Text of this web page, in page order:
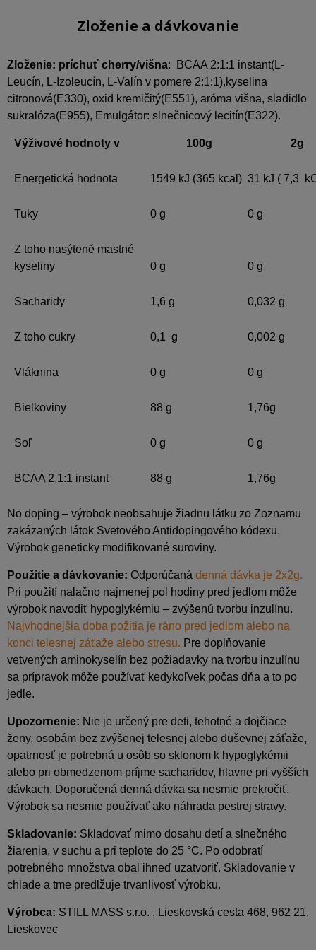
Zloženie a dávkovanie
Zloženie: príchuť cherry/višna: BCAA 2:1:1 instant(L-
Leucín, L-Izoleucín, L-Valín v pomere 2:1:1),kyselina
citronová(E330), oxid kremičitý(E551), aróma višna, sladidlo
sukralóza(E955), Emulgátor: slnečnicový lecitín(E322).
Výživové hodnoty v 100g 2g
Energetická hodnota 1549 kJ (365 kcal) 31 kJ ( 7,3
Tuky 0 g 0 g
Z toho nasýtené mastné
kyseliny
0 g 0 g
Sacharidy 1,6 g 0,032 g
Z toho cukry 0,1 g 0,002 g
Vláknina 0 g 0 g
Bielkoviny 88 g 1,76g
Soľ 0 g 0 g
BCAA 2.1:1 instant 88 g 1,76g
No doping – výrobok neobsahuje žiadnu látku zo Zoznamu
zakázaných látok Svetového Antidopingového kódexu.
Výrobok geneticky modifikované suroviny.
Použitie a dávkovanie: Odporúčaná denná dávka je 2x2g.
Pri použití nalačno najmenej pol hodiny pred jedlom môže
výrobok navodiť hypoglykémiu – zvýšenú tvorbu inzulínu.
Najvhodnejšia doba požitia je ráno pred jedlom alebo na
konci telesnej záťaže alebo stresu. Pre doplňovanie
vetvených aminokyselín bez požiadavky na tvorbu inzulínu
sa prípravok môže používať kedykoľvek počas dňa a to po
jedle.
Upozornenie: Nie je určený pre deti, tehotné a dojčiace
ženy, osobám bez zvýšenej telesnej alebo duševnej záťaže,
opatrnosť je potrebná u osôb so sklonom k hypoglykémii
alebo pri obmedzenom príjme sacharidov, hlavne pri vyšších
dávkach. Doporučená denná dávka sa nesmie prekročiť.
Výrobok sa nesmie používať ako náhrada pestrej stravy.
Skladovanie: Skladovať mimo dosahu detí a slnečného
žiarenia, v suchu a pri teplote do 25 °C. Po odobratí
potrebného množstva obal ihneď uzatvoriť. Skladovanie v
chlade a tme predlžuje trvanlivosť výrobku.
Výrobca: STILL MASS s.r.o. , Lieskovská cesta 468, 962 21,
Lieskovec